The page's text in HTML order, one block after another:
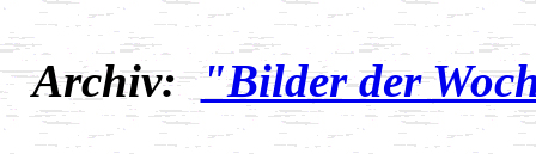
Archiv:"Bilder der